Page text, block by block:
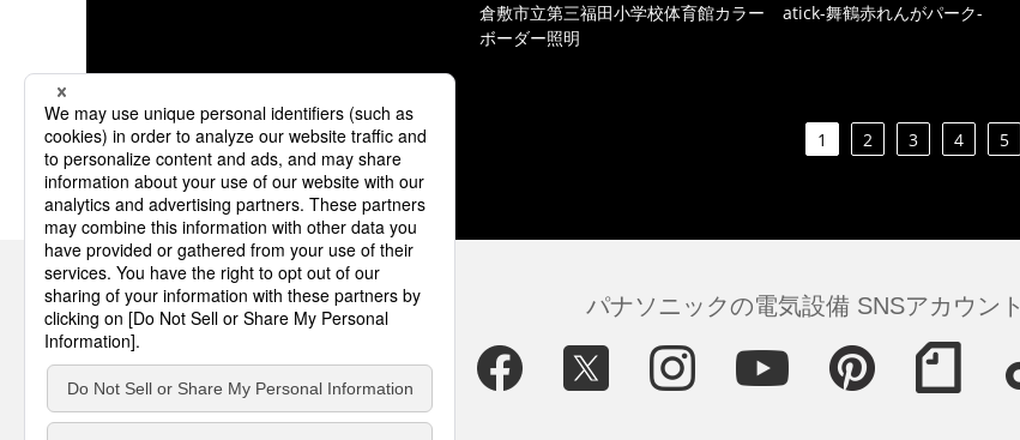
倉敷市立第三福田小学校体育館カラー
ボーダー照明
atick-舞鶴赤れんがパーク-
1 2 3 4 5
パナソニックの電気設備 SNSアカウント